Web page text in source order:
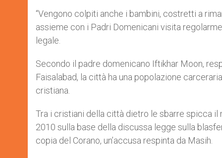
“Vengono colpiti anche i bambini, costretti a
assieme con i Padri Domenicani visita
legale.
Secondo il padre domenicano Iftikhar Moon,
Faisalabad, la città ha una popolazione
cristiana.
Tra i cristiani della città dietro le sbarre spicca il
2010 sulla base della discussa legge sulla
copia del Corano, un’accusa respinta da Masih.